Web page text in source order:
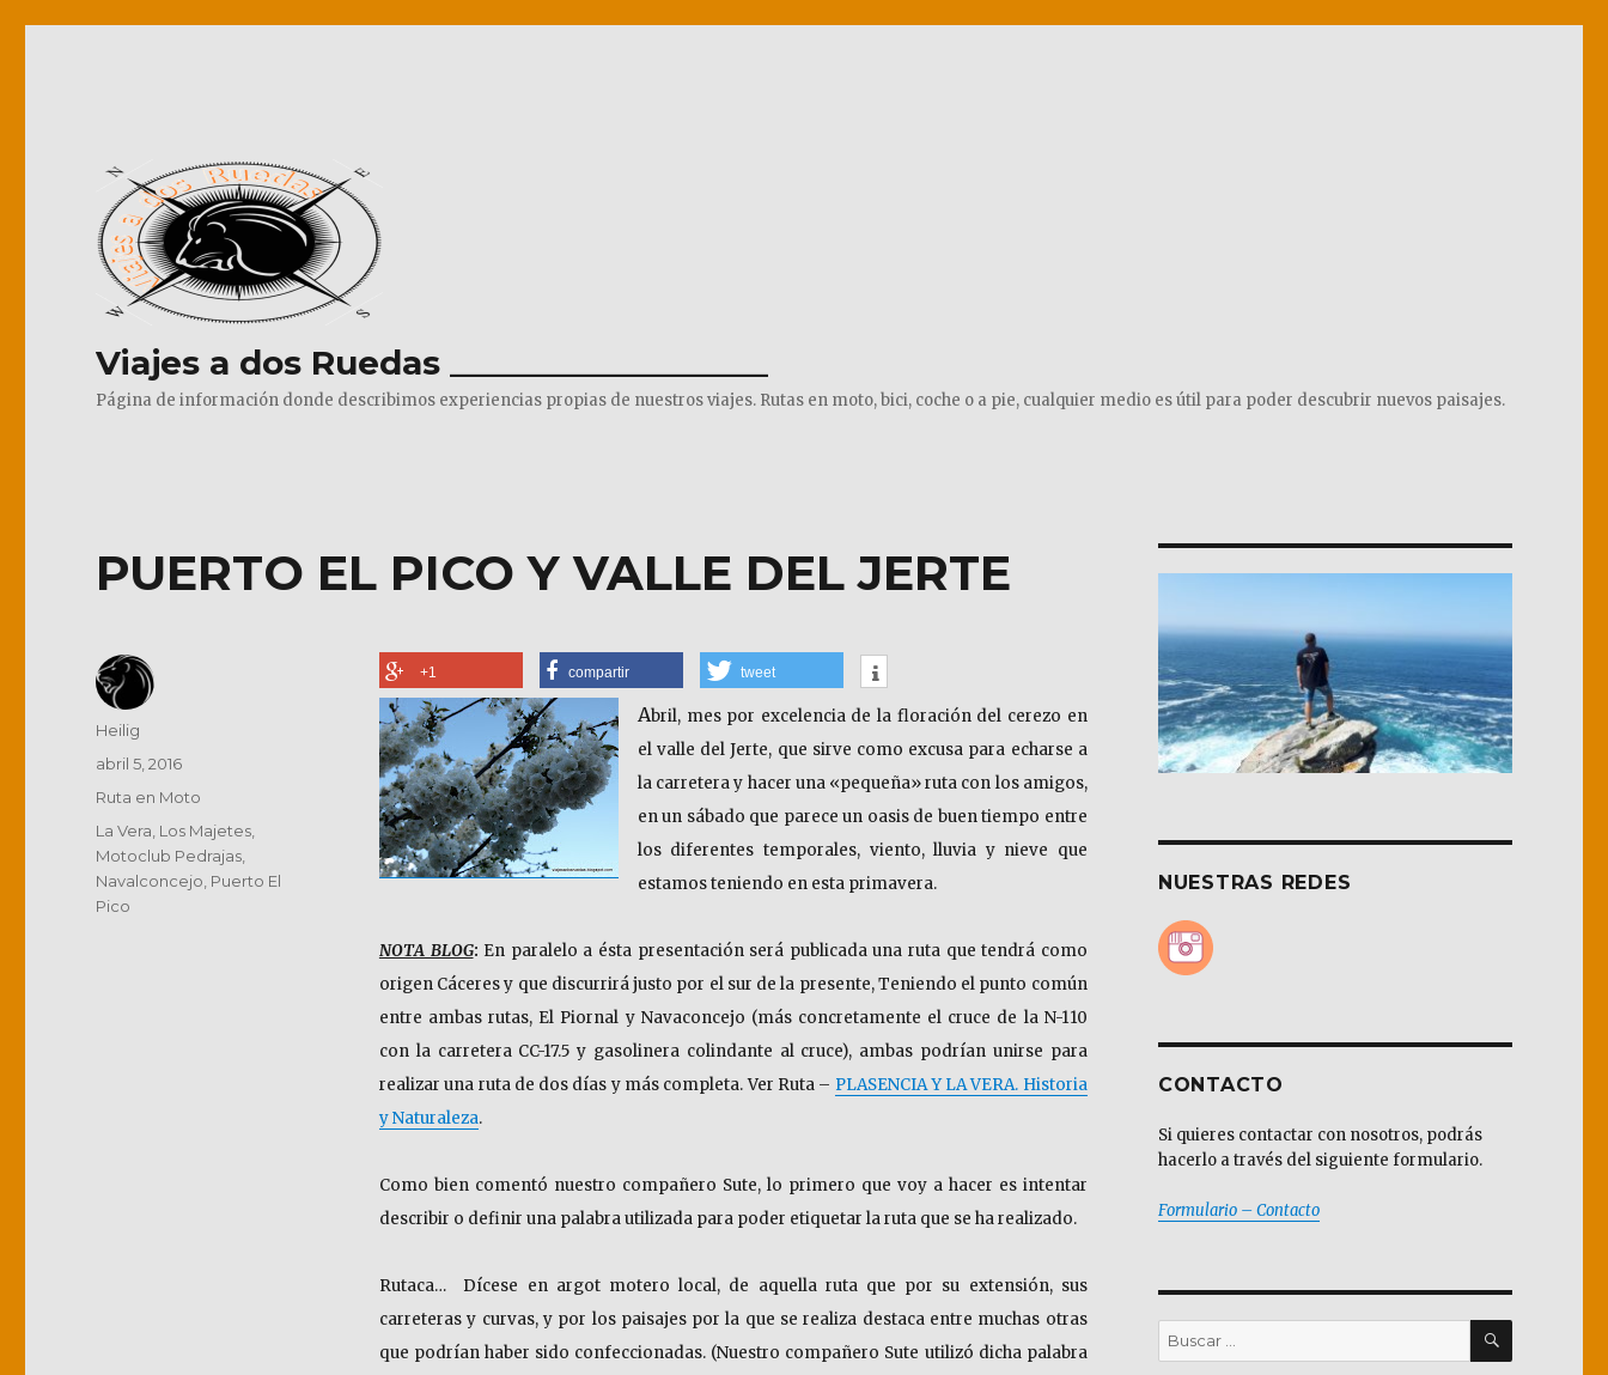
Viajes a dos Ruedas ___________________
Página de información donde describimos experiencias propias de nuestros viajes. Rutas en moto, bici, coche o a pie, cualquier medio es útil para poder descubrir nuevos paisajes.
PUERTO EL PICO Y VALLE DEL JERTE
+1 compartir tweet
Abril, mes por excelencia de la floración del cerezo en
el valle del Jerte, que sirve como excusa para echarse a
la carretera y hacer una «pequeña» ruta con los amigos,
en un sábado que parece un oasis de buen tiempo entre
los diferentes temporales, viento, lluvia y nieve que
estamos teniendo en esta primavera.
NOTA BLOG: En paralelo a ésta presentación será publicada una ruta que tendrá como
origen Cáceres y que discurrirá justo por el sur de la presente, Teniendo el punto común
entre ambas rutas, El Piornal y Navaconcejo (más concretamente el cruce de la N-110
con la carretera CC-17.5 y gasolinera colindante al cruce), ambas podrían unirse para
realizar una ruta de dos días y más completa. Ver Ruta – PLASENCIA Y LA VERA. Historia
y Naturaleza.
Como bien comentó nuestro compañero Sute, lo primero que voy a hacer es intentar
describir o definir una palabra utilizada para poder etiquetar la ruta que se ha realizado.
Rutaca… Dícese en argot motero local, de aquella ruta que por su extensión, sus
carreteras y curvas, y por los paisajes por la que se realiza destaca entre muchas otras
que podrían haber sido confeccionadas. (Nuestro compañero Sute utilizó dicha palabra
Autor
Heilig
Publicado
abril 5, 2016
Categorías
Ruta en Moto
Etiquetas
La Vera Los Majetes
Motoclub Pedrajas
Navalconcejo Puerto El
Pico
NUESTRAS REDES
CONTACTO
Si quieres contactar con nosotros, podrás
hacerlo a través del siguiente formulario.
Formulario – Contacto
Buscar
por:
BUSCAR